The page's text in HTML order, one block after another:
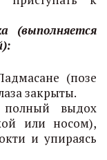
(выполняется
(позе
закрыты.
выдох
или носом),
и упираясь